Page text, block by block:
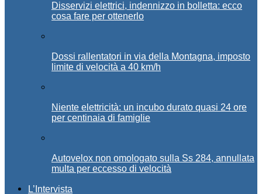
Disservizi elettrici, indennizzo in bolletta: ecco
cosa fare per ottenerlo
Dossi rallentatori in via della Montagna, imposto
limite di velocità a 40 km/h
Niente elettricità: un incubo durato quasi 24 ore
per centinaia di famiglie
Autovelox non omologato sulla Ss 284, annullata
multa per eccesso di velocità
L’Intervista